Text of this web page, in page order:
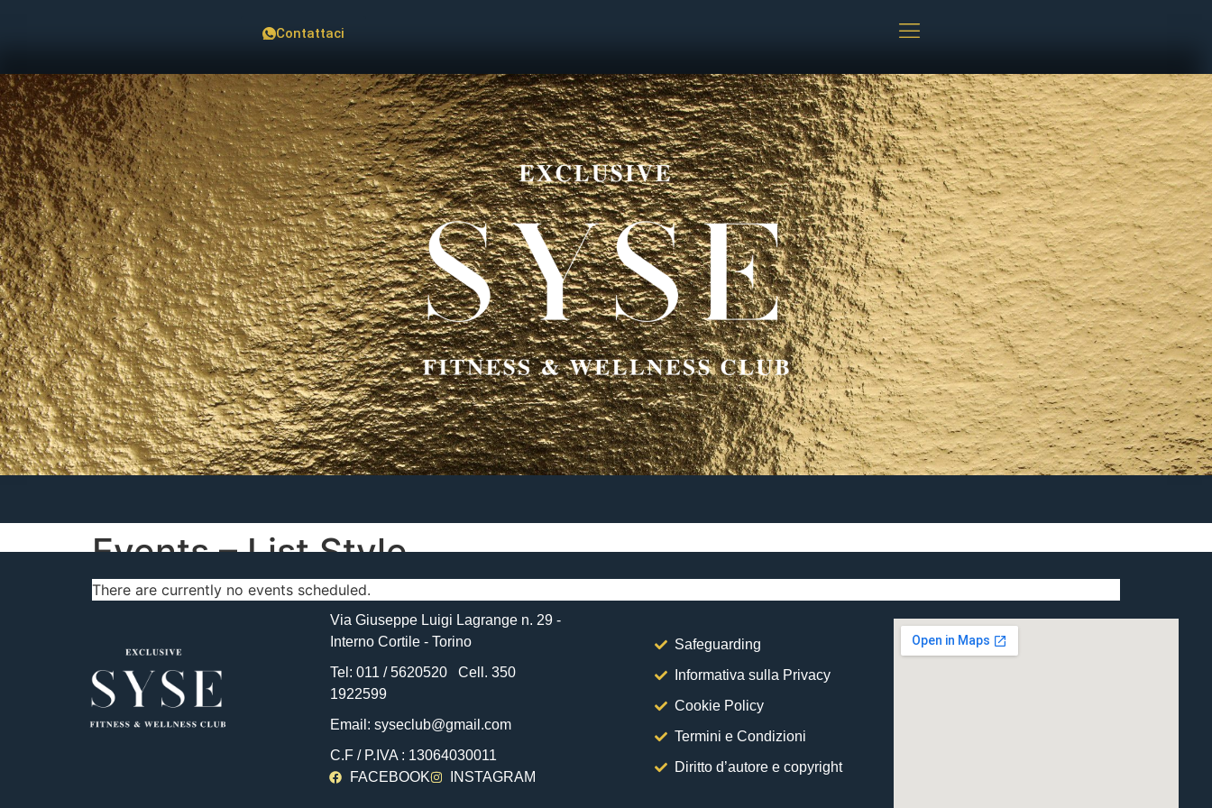
Contattaci
Events – List Style
There are currently no events scheduled.
Via Giuseppe Luigi Lagrange n. 29 -
Interno Cortile - Torino
Tel: 011 / 5620520 Cell. 350
1922599
Email: syseclub@gmail.com
C.F / P.IVA : 13064030011
FACEBOOK
INSTAGRAM
Safeguarding
Informativa sulla Privacy
Cookie Policy
Termini e Condizioni
Diritto d’autore e copyright